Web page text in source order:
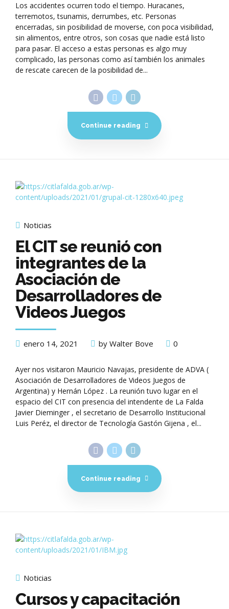
Los accidentes ocurren todo el tiempo. Huracanes,
terremotos, tsunamis, derrumbes, etc. Personas
encerradas, sin posibilidad de moverse, con poca visibilidad,
sin alimentos, entre otros, son cosas que nadie está listo
para pasar. El acceso a estas personas es algo muy
complicado, las personas como así también los animales
de rescate carecen de la posibilidad de...
Continue reading
Noticias
El CIT se reunió con
integrantes de la
Asociación de
Desarrolladores de
Videos Juegos
enero 14, 2021 by Walter Bove 0
Ayer nos visitaron Mauricio Navajas, presidente de ADVA (
Asociación de Desarrolladores de Videos Juegos de
Argentina) y Hernán López . La reunión tuvo lugar en el
espacio del CIT con presencia del intendente de La Falda
Javier Dieminger , el secretario de Desarrollo Institucional
Luis Peréz, el director de Tecnología Gastón Gijena , el...
Continue reading
Noticias
Cursos y capacitación